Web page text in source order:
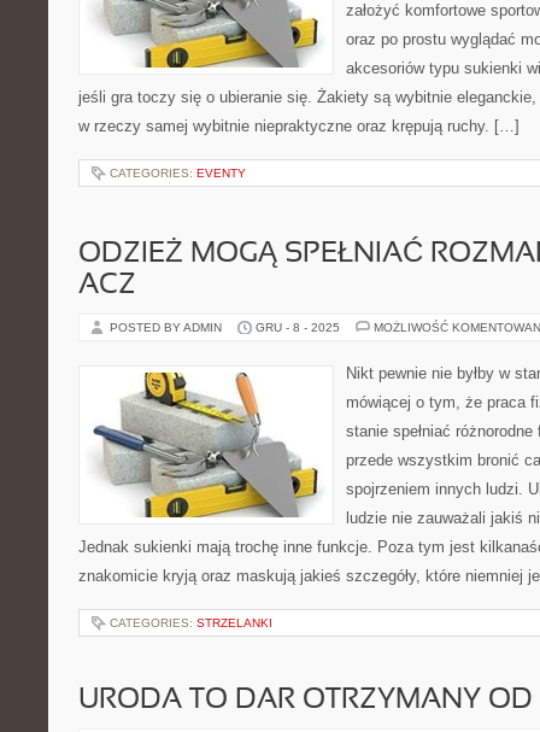
założyć komfortowe
oraz po prostu wyglądać
akcesoriów typu sukienki
jeśli gra toczy się o ubieranie się. Żakiety są wybitnie
w rzeczy samej wybitnie niepraktyczne oraz krępują ruchy. […]
CATEGORIES: EVENTY
ODZIEŻ MOGĄ SPEŁNIAĆ
ACZ
POSTED BY ADMIN GRU - 8 - 2025 MOŻLIWOŚĆ
Nikt pewnie nie byłby w
mówiącej o tym, że praca
stanie spełniać
przede wszystkim bronić
spojrzeniem innych ludzi.
ludzie nie zauważali jakiś
Jednak sukienki mają trochę inne funkcje. Poza tym jest
znakomicie kryją oraz maskują jakieś szczegóły, które niemniej
CATEGORIES: STRZELANKI
URODA TO DAR OTRZYMANY OD